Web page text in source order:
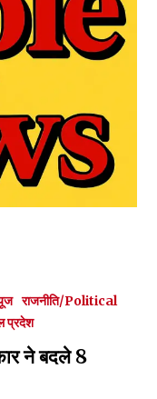
राजनीति/Political
प्रदेश
ने बदले 8